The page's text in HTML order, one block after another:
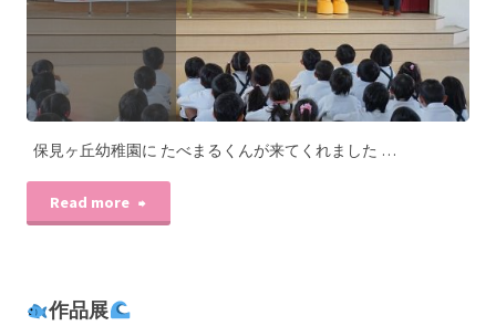
保見ヶ丘幼稚園に たべまるくんが来てくれました …
Read more
作品展